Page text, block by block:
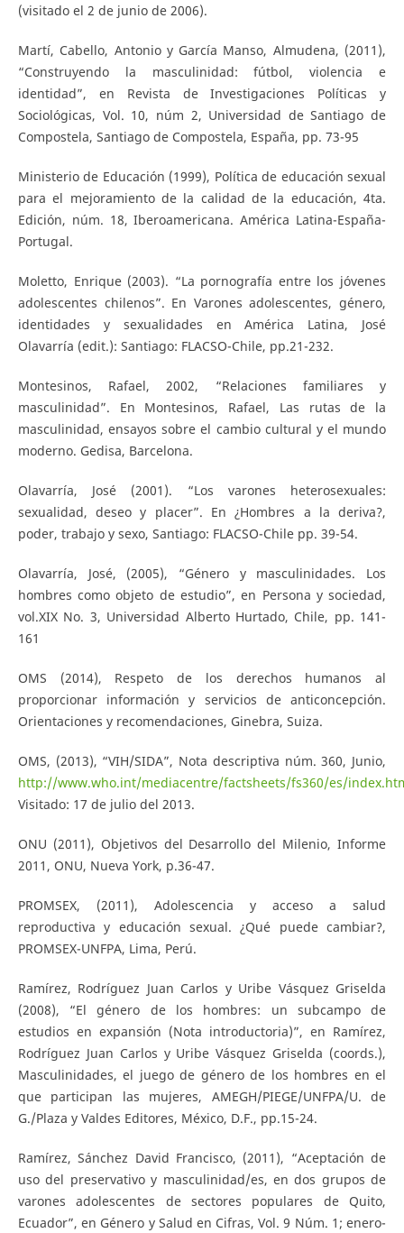
(visitado el 2 de junio de 2006).
Martí, Cabello, Antonio y García Manso, Almudena, (2011),
“Construyendo la masculinidad: fútbol, violencia e
identidad”, en Revista de Investigaciones Políticas y
Sociológicas, Vol. 10, núm 2, Universidad de Santiago de
Compostela, Santiago de Compostela, España, pp. 73-95
Ministerio de Educación (1999), Política de educación sexual
para el mejoramiento de la calidad de la educación, 4ta.
Edición, núm. 18, Iberoamericana. América Latina-España-
Portugal.
Moletto, Enrique (2003). “La pornografía entre los jóvenes
adolescentes chilenos”. En Varones adolescentes, género,
identidades y sexualidades en América Latina, José
Olavarría (edit.): Santiago: FLACSO-Chile, pp.21-232.
Montesinos, Rafael, 2002, “Relaciones familiares y
masculinidad”. En Montesinos, Rafael, Las rutas de la
masculinidad, ensayos sobre el cambio cultural y el mundo
moderno. Gedisa, Barcelona.
Olavarría, José (2001). “Los varones heterosexuales:
sexualidad, deseo y placer”. En ¿Hombres a la deriva?,
poder, trabajo y sexo, Santiago: FLACSO-Chile pp. 39-54.
Olavarría, José, (2005), “Género y masculinidades. Los
hombres como objeto de estudio”, en Persona y sociedad,
vol.XIX No. 3, Universidad Alberto Hurtado, Chile, pp. 141-
161
OMS (2014), Respeto de los derechos humanos al
proporcionar información y servicios de anticoncepción.
Orientaciones y recomendaciones, Ginebra, Suiza.
OMS, (2013), “VIH/SIDA”, Nota descriptiva núm. 360, Junio,
http://www.who.int/mediacentre/factsheets/fs360/es/
Visitado: 17 de julio del 2013.
ONU (2011), Objetivos del Desarrollo del Milenio, Informe
2011, ONU, Nueva York, p.36-47.
PROMSEX, (2011), Adolescencia y acceso a salud
reproductiva y educación sexual. ¿Qué puede cambiar?,
PROMSEX-UNFPA, Lima, Perú.
Ramírez, Rodríguez Juan Carlos y Uribe Vásquez Griselda
(2008), “El género de los hombres: un subcampo de
estudios en expansión (Nota introductoria)”, en Ramírez,
Rodríguez Juan Carlos y Uribe Vásquez Griselda (coords.),
Masculinidades, el juego de género de los hombres en el
que participan las mujeres, AMEGH/PIEGE/UNFPA/U. de
G./Plaza y Valdes Editores, México, D.F., pp.15-24.
Ramírez, Sánchez David Francisco, (2011), “Aceptación de
uso del preservativo y masculinidad/es, en dos grupos de
varones adolescentes de sectores populares de Quito,
Ecuador”, en Género y Salud en Cifras, Vol. 9 Núm. 1; enero-